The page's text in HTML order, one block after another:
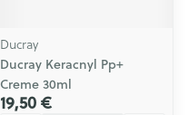
Ducray
Ducray Keracnyl Pp+
Creme 30ml
19,50 €